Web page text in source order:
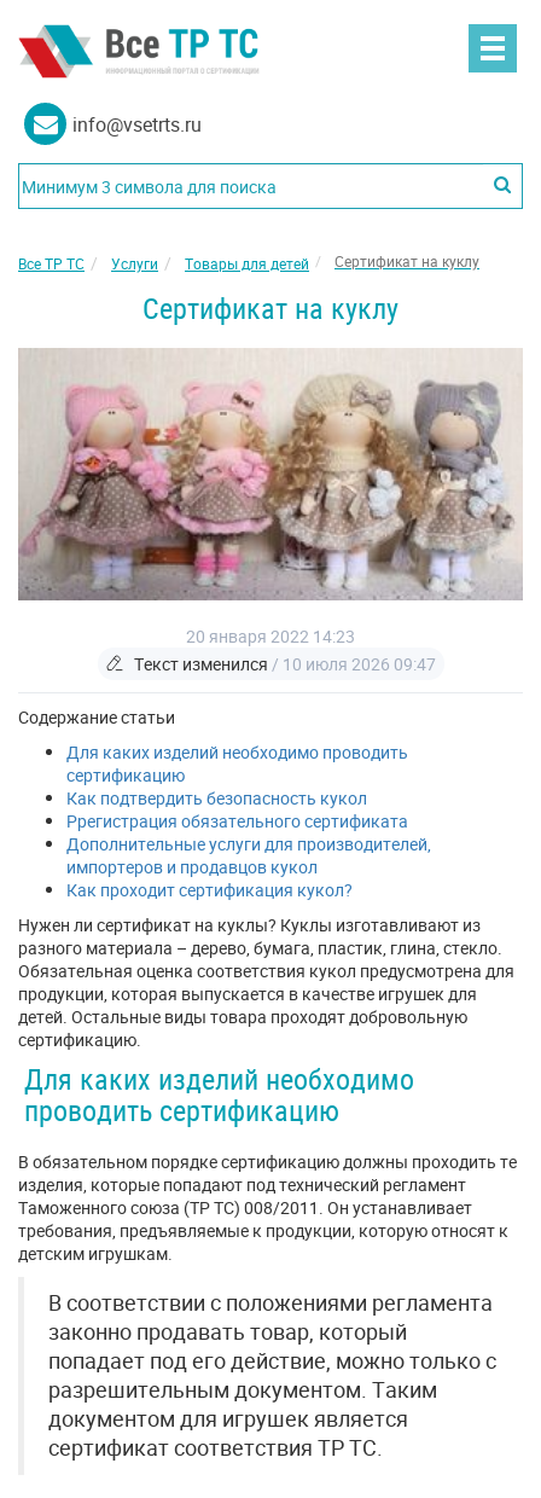
info@vsetrts.ru
Все ТР ТС Услуги Товары для детей Сертификат на куклу
Сертификат на куклу
20 января 2022 14:23
Текст изменился / 10 июля 2026 09:47
Содержание статьи
Для каких изделий необходимо проводить
сертификацию
Как подтвердить безопасность кукол
Ррегистрация обязательного сертификата
Дополнительные услуги для производителей,
импортеров и продавцов кукол
Как проходит сертификация кукол?
Нужен ли сертификат на куклы? Куклы изготавливают из
разного материала – дерево, бумага, пластик, глина, стекло.
Обязательная оценка соответствия кукол предусмотрена для
продукции, которая выпускается в качестве игрушек для
детей. Остальные виды товара проходят добровольную
сертификацию.
Для каких изделий необходимо
проводить сертификацию
В обязательном порядке сертификацию должны проходить те
изделия, которые попадают под технический регламент
Таможенного союза (ТР ТС) 008/2011. Он устанавливает
требования, предъявляемые к продукции, которую относят к
детским игрушкам.
В соответствии с положениями регламента
законно продавать товар, который
попадает под его действие, можно только с
разрешительным документом. Таким
документом для игрушек является
сертификат соответствия ТР ТС.